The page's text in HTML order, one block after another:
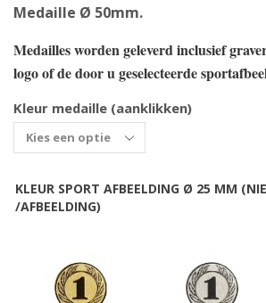
Medaille Ø 50mm.
Medailles worden geleverd inclusief
logo of de door u geselecteerde
Kleur medaille (aanklikken)
KLEUR SPORT AFBEELDING Ø 25 MM
/AFBEELDING)